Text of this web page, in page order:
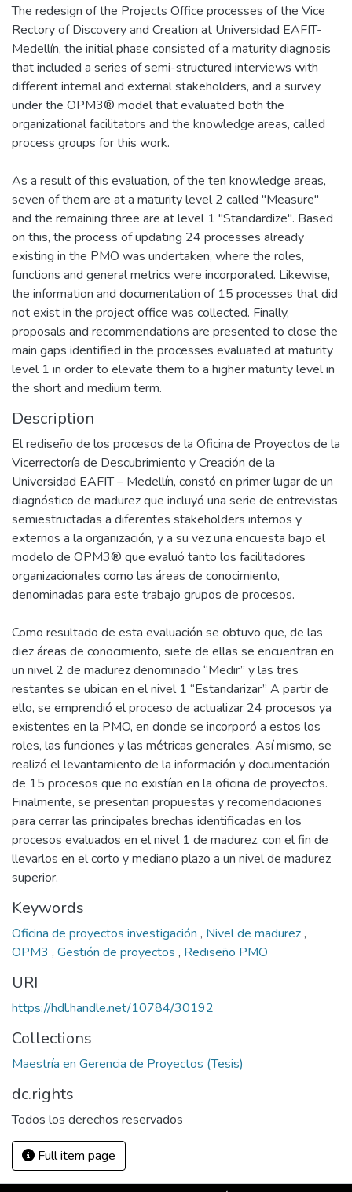
The redesign of the Projects Office processes of the Vice
Rectory of Discovery and Creation at Universidad EAFIT-
Medellín, the initial phase consisted of a maturity diagnosis
that included a series of semi-structured interviews with
different internal and external stakeholders, and a survey
under the OPM3® model that evaluated both the
organizational facilitators and the knowledge areas, called
process groups for this work.
As a result of this evaluation, of the ten knowledge areas,
seven of them are at a maturity level 2 called "Measure"
and the remaining three are at level 1 "Standardize". Based
on this, the process of updating 24 processes already
existing in the PMO was undertaken, where the roles,
functions and general metrics were incorporated. Likewise,
the information and documentation of 15 processes that did
not exist in the project office was collected. Finally,
proposals and recommendations are presented to close the
main gaps identified in the processes evaluated at maturity
level 1 in order to elevate them to a higher maturity level in
the short and medium term.
Description
El rediseño de los procesos de la Oficina de Proyectos de la
Vicerrectoría de Descubrimiento y Creación de la
Universidad EAFIT – Medellín, constó en primer lugar de un
diagnóstico de madurez que incluyó una serie de entrevistas
semiestructadas a diferentes stakeholders internos y
externos a la organización, y a su vez una encuesta bajo el
modelo de OPM3® que evaluó tanto los facilitadores
organizacionales como las áreas de conocimiento,
denominadas para este trabajo grupos de procesos.
Como resultado de esta evaluación se obtuvo que, de las
diez áreas de conocimiento, siete de ellas se encuentran en
un nivel 2 de madurez denominado “Medir” y las tres
restantes se ubican en el nivel 1 “Estandarizar” A partir de
ello, se emprendió el proceso de actualizar 24 procesos ya
existentes en la PMO, en donde se incorporó a estos los
roles, las funciones y las métricas generales. Así mismo, se
realizó el levantamiento de la información y documentación
de 15 procesos que no existían en la oficina de proyectos.
Finalmente, se presentan propuestas y recomendaciones
para cerrar las principales brechas identificadas en los
procesos evaluados en el nivel 1 de madurez, con el fin de
llevarlos en el corto y mediano plazo a un nivel de madurez
superior.
Keywords
Oficina de proyectos investigación , Nivel de madurez,
OPM3 , Gestión de proyectos , Rediseño PMO
URI
https://hdl.handle.net/10784/30192
Collections
Maestría en Gerencia de Proyectos (Tesis)
dc.rights
Todos los derechos reservados
Full item page